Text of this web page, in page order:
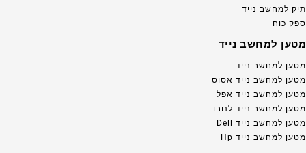
תיק למחשב נייד
ספק כוח
מטען למחשב נייד
מטען למחשב נייד
מטען למחשב נייד אסוס
מטען למחשב נייד אפל
מטען למחשב נייד לנובו
מטען למחשב נייד Dell
מטען למחשב נייד Hp